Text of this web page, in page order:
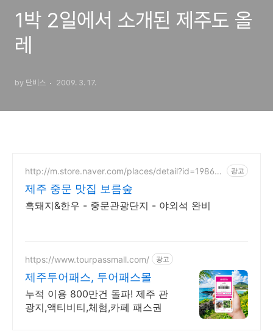
1박 2일에서 소개된 제주도 올
레
by 단비스 2009. 3. 17.
http://m.store.naver.com/places/detail?id=19864
광고
제주 중문 맛집 보름숲
흑돼지&한우 - 중문관광단지 - 야외석 완비
https://www.tourpassmall.com/ 광고
제주투어패스, 투어패스몰
누적 이용 800만건 돌파! 제주 관
광지,액티비티,체험,카페 패스권